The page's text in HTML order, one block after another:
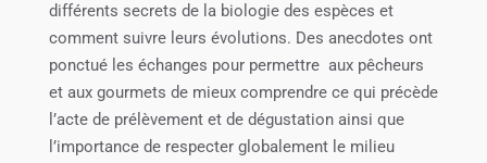
différents secrets de la biologie des espèces et
comment suivre leurs évolutions. Des anecdotes ont
ponctué les échanges pour permettre aux pêcheurs
et aux gourmets de mieux comprendre ce qui précède
l’acte de prélèvement et de dégustation ainsi que
l’importance de respecter globalement le milieu